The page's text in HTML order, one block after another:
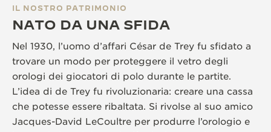
IL NOSTRO PATRIMONIO
NATO DA UNA SFIDA
Nel 1930, l’uomo d’affari César de Trey fu sfidato a
trovare un modo per proteggere il vetro degli
orologi dei giocatori di polo durante le partite.
L’idea di de Trey fu rivoluzionaria: creare una cassa
che potesse essere ribaltata. Si rivolse al suo amico
Jacques-David LeCoultre per produrre l’orologio e